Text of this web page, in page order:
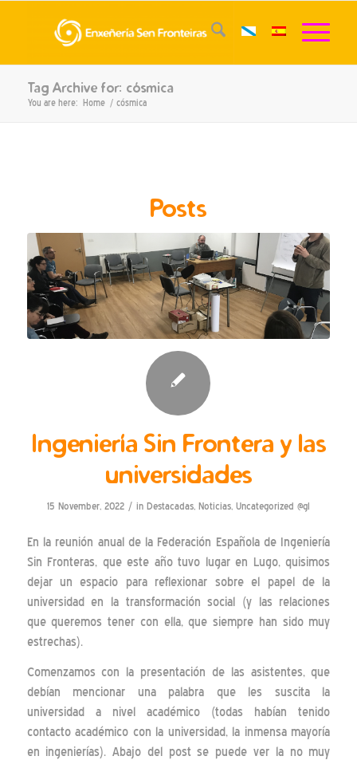
Tag Archive for: cósmica
You are here: Home / cósmica
Posts
Ingeniería Sin Frontera y las
universidades
15 November, 2022 / in Destacadas, Noticias, Uncategorized @gl
En la reunión anual de la Federación Española de Ingeniería
Sin Fronteras, que este año tuvo lugar en Lugo, quisimos
dejar un espacio para reflexionar sobre el papel de la
universidad en la transformación social (y las relaciones
que queremos tener con ella, que siempre han sido muy
estrechas).
Comenzamos con la presentación de las asistentes, que
debían mencionar una palabra que les suscita la
universidad a nivel académico (todas habían tenido
contacto académico con la universidad, la inmensa mayoría
en ingenierías). Abajo del post se puede ver la no muy